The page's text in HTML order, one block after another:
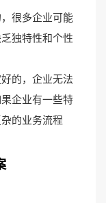
很多企业可能
独特性和个性
的，企业无法
企业有一些特
的业务流程